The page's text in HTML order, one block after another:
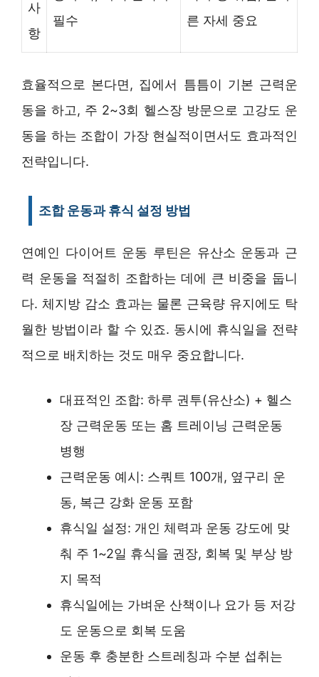
사
항
필수
른 자세 중요
효율적으로 본다면, 집에서 틈틈이 기본 근력운
동을 하고, 주 2~3회 헬스장 방문으로 고강도 운
동을 하는 조합이 가장 현실적이면서도 효과적인
전략입니다.
조합 운동과 휴식 설정 방법
연예인 다이어트 운동 루틴은 유산소 운동과 근
력 운동을 적절히 조합하는 데에 큰 비중을 둡니
다. 체지방 감소 효과는 물론 근육량 유지에도 탁
월한 방법이라 할 수 있죠. 동시에 휴식일을 전략
적으로 배치하는 것도 매우 중요합니다.
대표적인 조합: 하루 권투(유산소) + 헬스
장 근력운동 또는 홈 트레이닝 근력운동
병행
근력운동 예시: 스쿼트 100개, 옆구리 운
동, 복근 강화 운동 포함
휴식일 설정: 개인 체력과 운동 강도에 맞
춰 주 1~2일 휴식을 권장, 회복 및 부상 방
지 목적
휴식일에는 가벼운 산책이나 요가 등 저강
도 운동으로 회복 도움
운동 후 충분한 스트레칭과 수분 섭취는